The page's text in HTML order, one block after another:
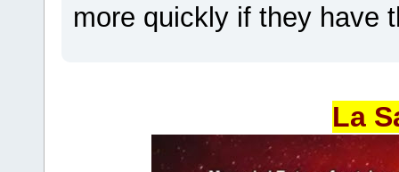
more quickly if they have
La